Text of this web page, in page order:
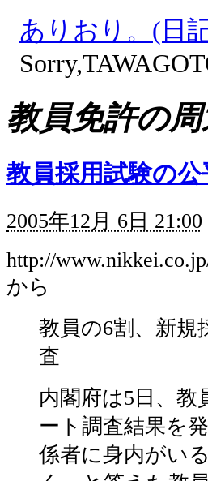
ありおり。(日
教員免許の
教員採用試験の公
2005年12月 6日 21:00
http://
から
教員の6割、新規
査
内閣府は5日、
ート調査結果を
係者に身内がい